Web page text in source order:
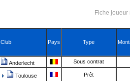
Fiche
Club Pays Type
Anderlecht Sous contrat
Toulouse Prêt